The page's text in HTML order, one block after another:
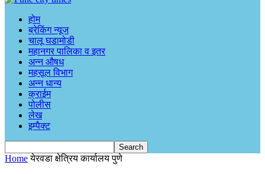
होम
ब्रेकिंग न्यूज
चालू घडामोडी
महानगर पालिका व इतर
अन्न औषध
महसूल विभाग
अन्न धान्य
क्राईम
पोलीस
लेख
इम्पैक्ट
Home येरवडा क्षेत्रिय कार्यालय पुणे